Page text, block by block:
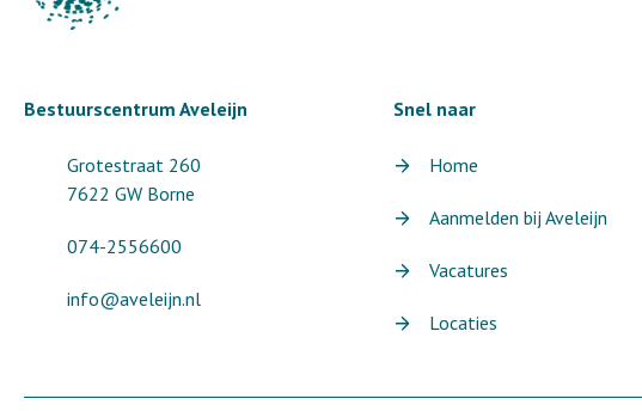
Bestuurscentrum Aveleijn
Grotestraat 260
7622 GW Borne
074-2556600
info@aveleijn.nl
Snel naar
Home
Aanmelden bij Aveleijn
Vacatures
Locaties